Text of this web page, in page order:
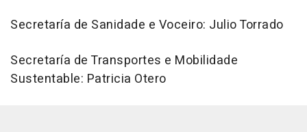
Secretaría de Sanidade e Voceiro: Julio Torrado
Secretaría de Transportes e Mobilidade
Sustentable: Patricia Otero